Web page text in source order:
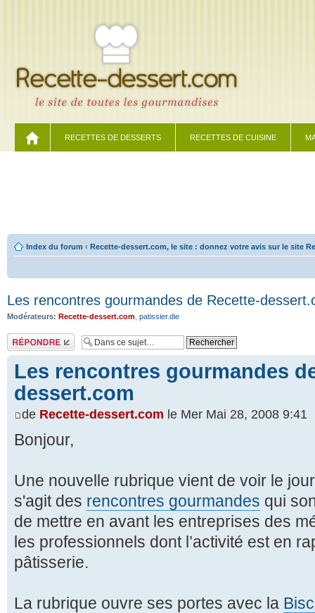
RECETTES DE DESSERTS RECETTES DE CUISINE
Index du forum ‹ Recette-dessert.com, le site : donnez votre avis sur le site
Les rencontres gourmandes de Recette-
Modérateurs: Recette-dessert.com patissier.die
Répondre
Les rencontres gourmandes
dessert.com
de Recette-dessert.com le Mer Mai 28, 2008 9:41
Bonjour,
Une nouvelle rubrique vient de voir le
s'agit des rencontres gourmandes qui
de mettre en avant les entreprises des
les professionnels dont l’activité est en
pâtisserie.
La rubrique ouvre ses portes avec la